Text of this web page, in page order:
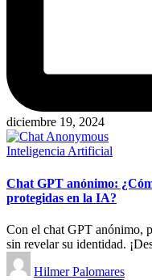
diciembre 19, 2024
Publicado
Inteligencia Artificial
Chat GPT anónimo:
protegidas en la IA?
Con el chat GPT anónimo,
sin revelar su identidad.
Publicado
por
Hilmer Palomares